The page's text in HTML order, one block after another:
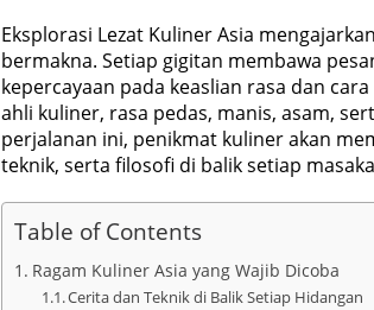
Eksplorasi Lezat Kuliner Asia
bermakna. Setiap gigitan membawa
kepercayaan pada keaslian rasa dan
ahli kuliner, rasa pedas, manis, asam,
perjalanan ini, penikmat kuliner akan
teknik, serta filosofi di balik setiap
Table of Contents
Ragam Kuliner Asia yang Wajib Dicoba
Cerita dan Teknik di Balik Setiap Hidangan